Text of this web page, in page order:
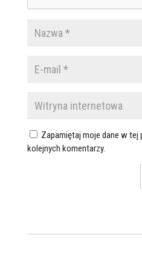
Zapamiętaj moje dane w tej
kolejnych komentarzy.